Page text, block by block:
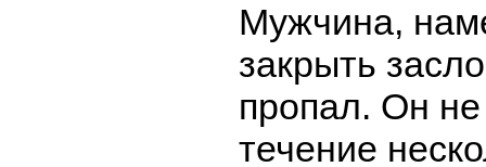
Мужчина,
закрыть
пропал. Он
течение